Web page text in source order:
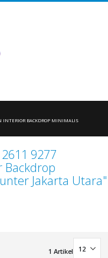
INTERIOR BACKDROP MINIMALIS
9277
Backdrop
Jakarta Utara"
1 Artikel